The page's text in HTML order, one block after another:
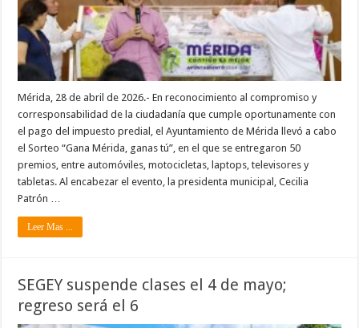
Mérida, 28 de abril de 2026.- En reconocimiento al compromiso y
corresponsabilidad de la ciudadanía que cumple oportunamente con
el pago del impuesto predial, el Ayuntamiento de Mérida llevó a cabo
el Sorteo “Gana Mérida, ganas tú”, en el que se entregaron 50
premios, entre automóviles, motocicletas, laptops, televisores y
tabletas. Al encabezar el evento, la presidenta municipal, Cecilia
Patrón …
Leer Mas ...
SEGEY suspende clases el 4 de mayo;
regreso será el 6